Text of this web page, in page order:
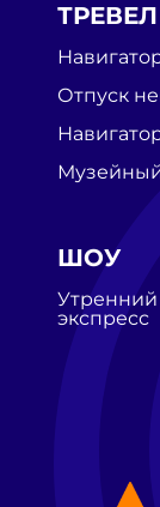
ТРЕВЕЛ
Отпуск
ШОУ
Утренний
экспресс